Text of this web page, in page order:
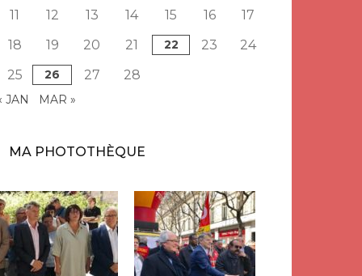
11
12 13 14 15 16
17
18
19 20 21 22 23
24
25
26 27 28
JAN MAR »
MA PHOTOTHÈQUE